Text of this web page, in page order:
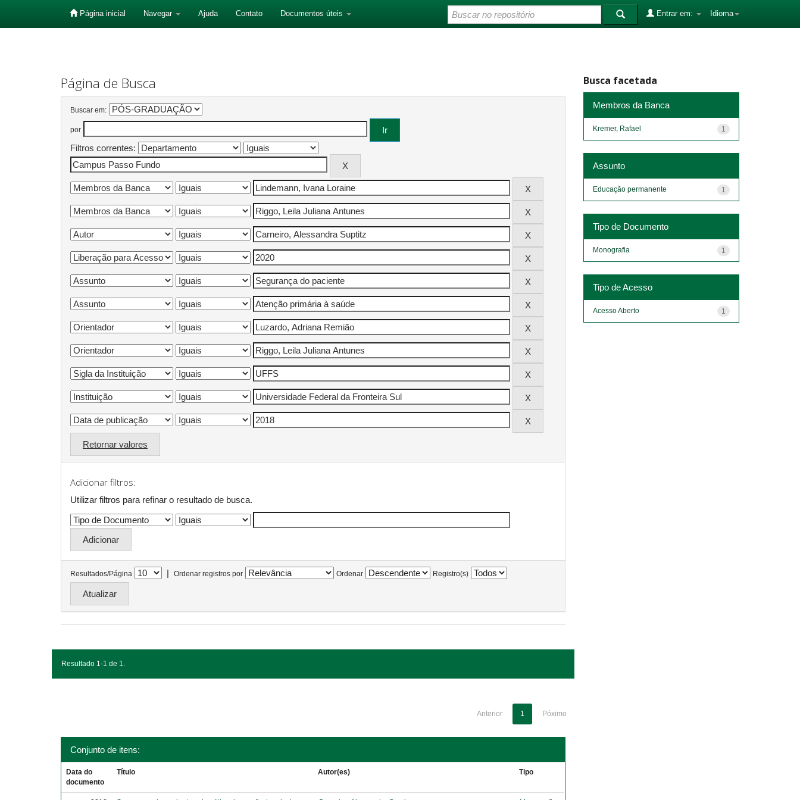
Página inicial Navegar Ajuda Contato Documentos úteis Idioma
Entrar em:
Página de Busca
Buscar em:
por
Filtros correntes:
Retornar valores
Adicionar filtros:
Utilizar filtros para refinar o resultado de busca.
Resultados/Página | Ordenar registros por Ordenar Registro(s)
Resultado 1-1 de 1.
Anterior 1 Póximo
Conjunto de itens:
Data do
documento
Título Autor(es) Tipo
Busca facetada
Membros da Banca
1
Kremer, Rafael
Assunto
1
Educação permanente
Tipo de Documento
1
Monografia
Tipo de Acesso
1
Acesso Aberto